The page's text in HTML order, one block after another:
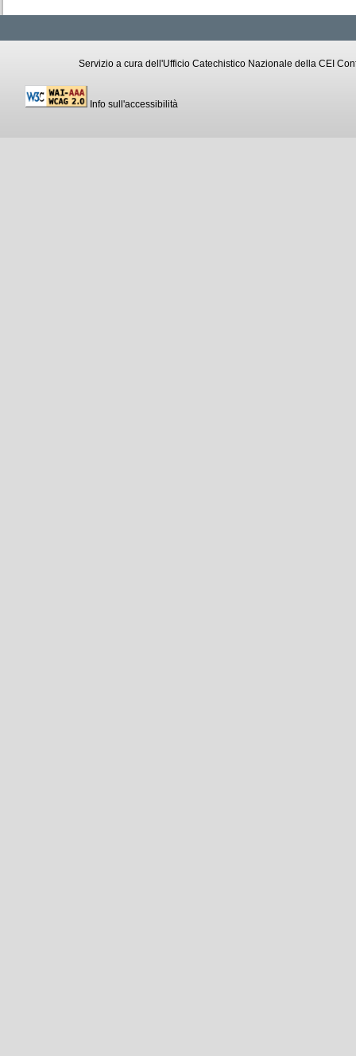
Servizio a cura dell'Ufficio Catechistico Nazionale della CEI
Info sull'accessibilità